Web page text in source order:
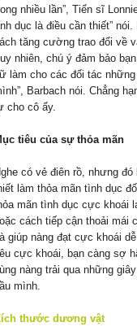
nhiều lần”, Tiến sĩ
dục là điều cần thiết”
tăng cường trao đổi về
nhiên, chú ý đảm bảo
làm cho các đối tác
Barbach nói. Chẳng
cho cô ấy.
tiêu của sự thỏa mãn
có vẻ điên rồ, nhưng
làm thỏa mãn tình dục
mãn tình dục cực khoái
cách tiếp cận thoải mái
giúp nàng đạt cực khoái
cực khoái, bạn càng sợ
nàng trải qua những
mình.
thước dương vật